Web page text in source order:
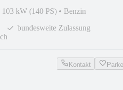
103 kW (140 PS) • Benzin
bundesweite Zulassung
Kontakt